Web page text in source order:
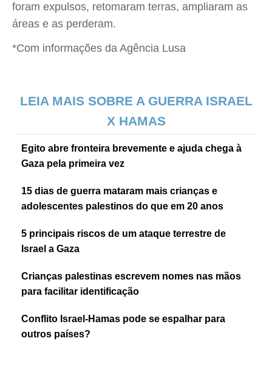
foram expulsos, retomaram terras, ampliaram as
áreas e as perderam.
*Com informações da Agência Lusa
LEIA MAIS SOBRE A GUERRA ISRAEL
X HAMAS
Egito abre fronteira brevemente e ajuda chega à
Gaza pela primeira vez
15 dias de guerra mataram mais crianças e
adolescentes palestinos do que em 20 anos
5 principais riscos de um ataque terrestre de
Israel a Gaza
Crianças palestinas escrevem nomes nas mãos
para facilitar identificação
Conflito Israel-Hamas pode se espalhar para
outros países?